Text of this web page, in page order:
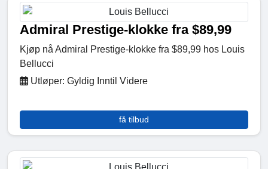
Admiral Prestige-klokke fra $89,99
Kjøp nå Admiral Prestige-klokke fra $89,99 hos Louis
Bellucci
Utløper: Gyldig Inntil Videre
få tilbud